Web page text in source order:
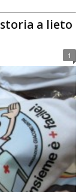
a lieto
1